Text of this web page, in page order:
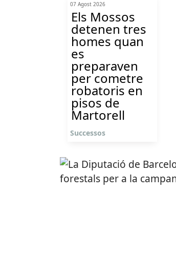
07 Agost 2026
Els Mossos
detenen tres
homes quan
es
preparaven
per cometre
robatoris en
pisos de
Martorell
Successos